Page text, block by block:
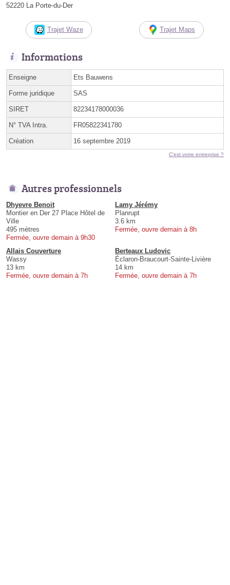
52220 La Porte-du-Der
Trajet Waze Trajet Maps
Informations
Enseigne Ets Bauwens
Forme juridique SAS
SIRET 82234178000036
N° TVA Intra. FR05822341780
Création 16 septembre 2019
C'est votre entreprise ?
Autres professionnels
Dhyevre Benoit
Montier en Der 27 Place Hôtel de
Ville
495 mètres
Fermée, ouvre demain à 9h30
Lamy Jérémy
Planrupt
3.6 km
Fermée, ouvre demain à 8h
Allais Couverture
Wassy
13 km
Fermée, ouvre demain à 7h
Berteaux Ludovic
Éclaron-Braucourt-Sainte-Livière
14 km
Fermée, ouvre demain à 7h